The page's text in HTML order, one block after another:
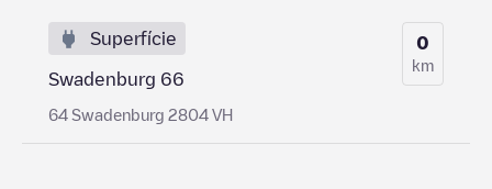
Superfície
Swadenburg 66
64 Swadenburg 2804 VH
0
km